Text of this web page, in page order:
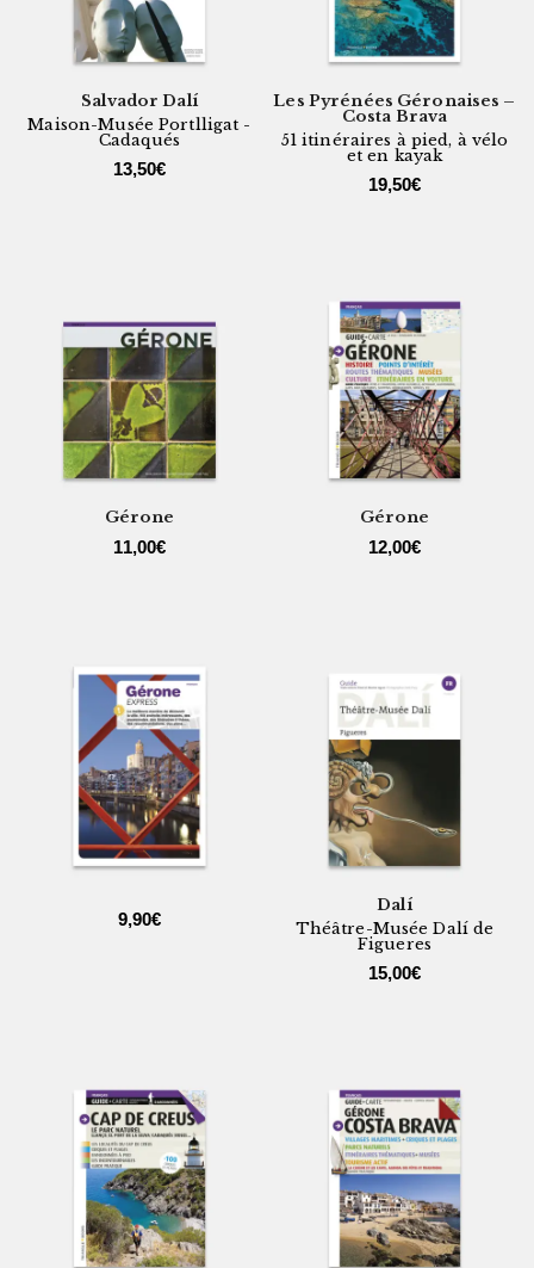
Salvador Dalí
Maison-Musée Portlligat -
Cadaqués
13,50€
Les Pyrénées Géronaises –
Costa Brava
51 itinéraires à pied, à vélo
et en kayak
19,50€
Gérone
11,00€
Gérone
12,00€
9,90€
Dalí
Théâtre-Musée Dalí de
Figueres
15,00€